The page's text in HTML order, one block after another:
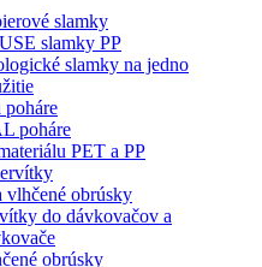
slamky
slamky PP
slamky na jedno
poháre
poháre
PET a PP
vlhčené obrúsky
do dávkovačov a
obrúsky